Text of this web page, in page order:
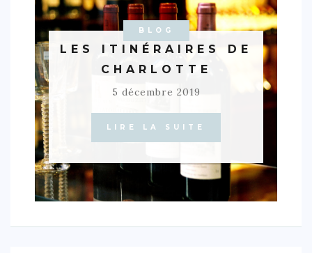
BLOG
LES ITINÉRAIRES DE
CHARLOTTE
5 décembre 2019
LIRE LA SUITE